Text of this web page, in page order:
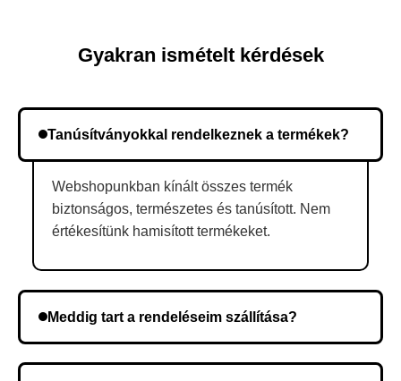
Gyakran ismételt kérdések
Tanúsítványokkal rendelkeznek a termékek?
Webshopunkban kínált összes termék
biztonságos, természetes és tanúsított. Nem
értékesítünk hamisított termékeket.
Meddig tart a rendeléseim szállítása?